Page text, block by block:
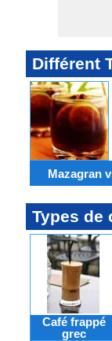
Différent
Mazagran
Types de
Café frappé
grec